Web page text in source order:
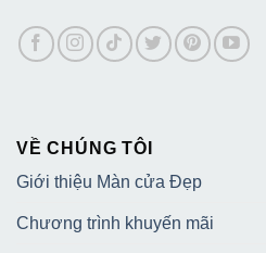
VỀ CHÚNG TÔI
Giới thiệu Màn cửa Đẹp
Chương trình khuyến mãi